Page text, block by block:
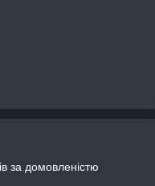
за домовленістю